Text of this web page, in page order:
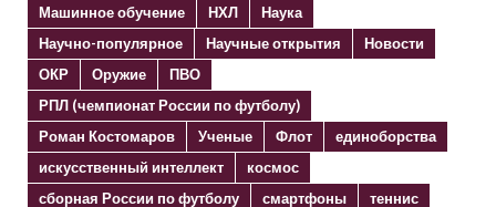
Машинное обучение
НХЛ
Наука
Научно-популярное
Научные открытия
Новости
ОКР
Оружие
ПВО
РПЛ (чемпионат России по футболу)
Роман Костомаров
Ученые Флот
единоборства
искусственный интеллект
космос
сборная России по футболу
смартфоны
теннис